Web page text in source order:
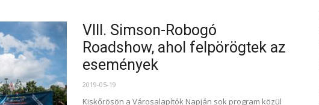
VIII. Simson-Robogó
Roadshow, ahol felpörögtek az
események
2019-05-19
Kiskőrösön a Városalapítók Napján sok program közül